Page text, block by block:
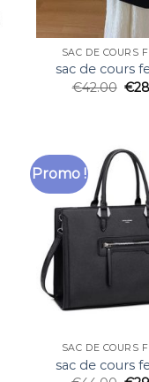
SAC DE COURS
sac de cours
€42.00 €
Promo !
SAC DE COURS
sac de cours